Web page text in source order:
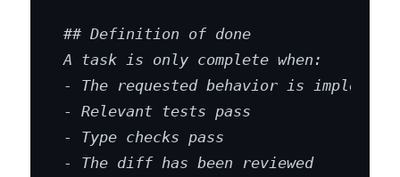
## Definition of done
A task is only complete when:
- The requested behavior is
- Relevant tests pass
- Type checks pass
- The diff has been reviewed